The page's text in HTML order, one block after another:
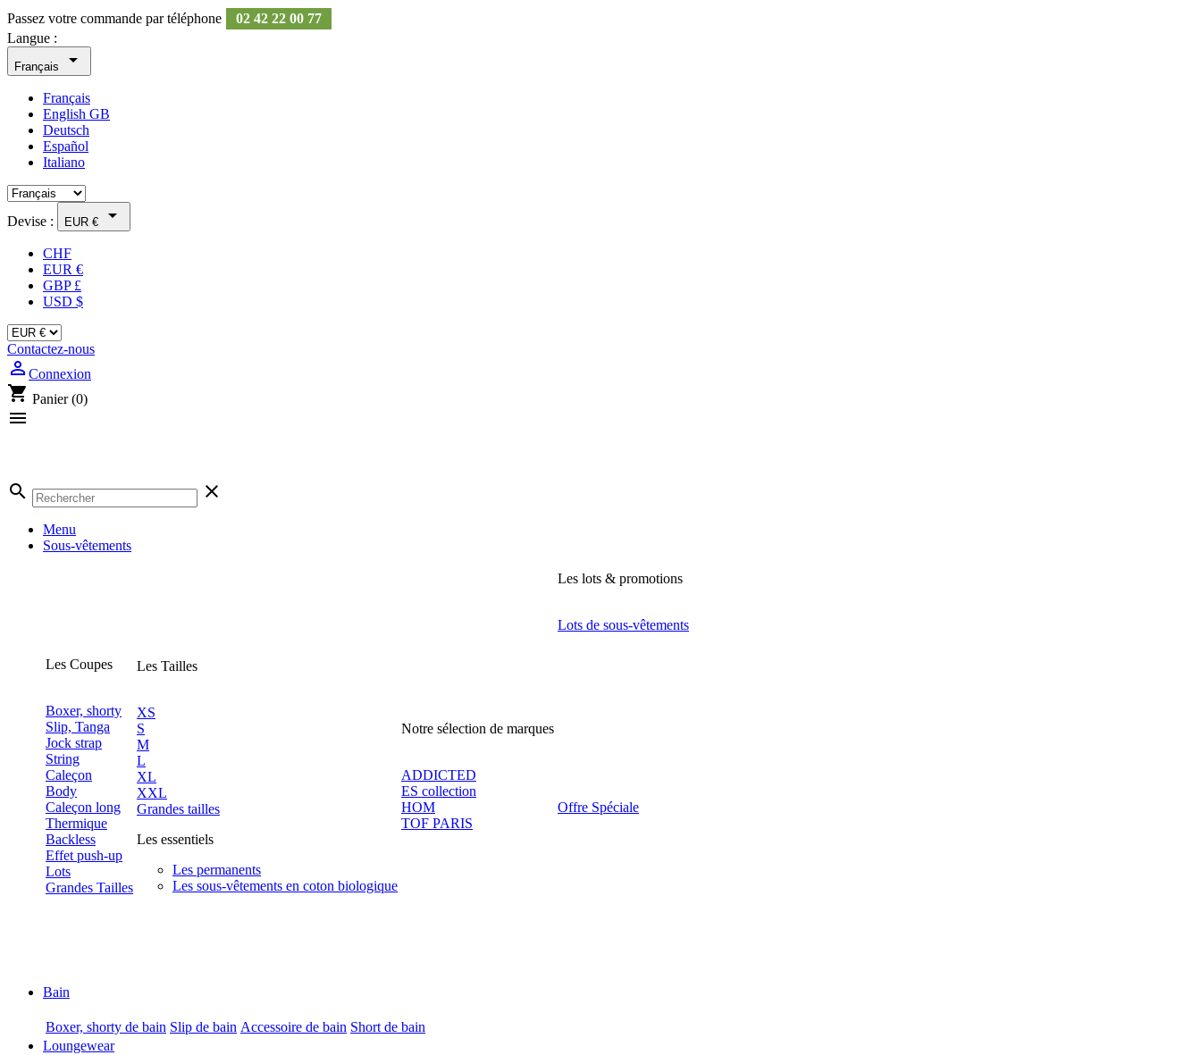
Passez votre commande par téléphone
02 42 22 00 77
Langue :
Français 
Français
English GB
Deutsch
Español
Italiano
Devise : EUR € 
CHF
EUR €
GBP £
USD $
Contactez-nous
person_outline Connexion
shopping_cart Panier (0)

search clear
Menu
Sous-vêtements
Les Coupes
Boxer, shorty
Slip, Tanga
Jock strap
String
Caleçon
Body
Caleçon long
Thermique
Backless
Effet push-up
Lots
Grandes Tailles
Les Tailles
XS
S
M
L
XL
XXL
Grandes tailles
Les essentiels
Les permanents
Les sous-vêtements en coton biologique
Notre sélection de marques
ADDICTED
ES collection
HOM
TOF PARIS
Les lots & promotions
Lots de sous-vêtements
Offre Spéciale
Bain
Boxer, shorty de bain Slip de bain Accessoire de bain Short de bain
Loungewear